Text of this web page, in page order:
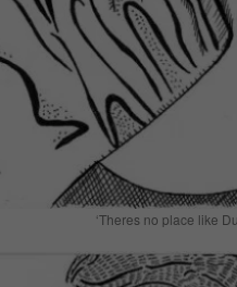
‘Theres no place like